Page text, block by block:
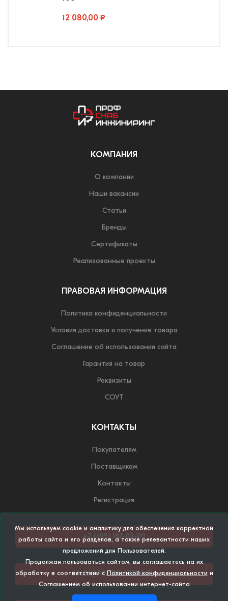
12 080,00 ₽
Мы используем cookie и аналитику для обеспечения корректной
работы сайта и его разделов, а также релевантности наших
предложений для Пользователей.
Продолжая пользоваться сайтом, вы соглашаетесь на их
обработку в соответствии сПолитикой конфиденциальности и
Соглашением об использовании интернет-сайта
КОМПАНИЯ
О компании
Наши вакансии
Статьи
Бренды
Сертификаты
Реализованные проекты
ПРАВОВАЯ ИНФОРМАЦИЯ
Политика конфиденциальности
Условия доставки и получения товара
Соглашение об использовании сайта
Гарантия на товар
Реквизиты
СОУТ
КОНТАКТЫ
Покупателям
Поставщикам
Контакты
Регистрация
+7 (495) 182-03-00
SALES@PROFSNABENG.RU